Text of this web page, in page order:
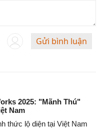
Gửi bình luận
2025: "Mãnh Thú"
Nam
thức lộ diện tại Việt Nam